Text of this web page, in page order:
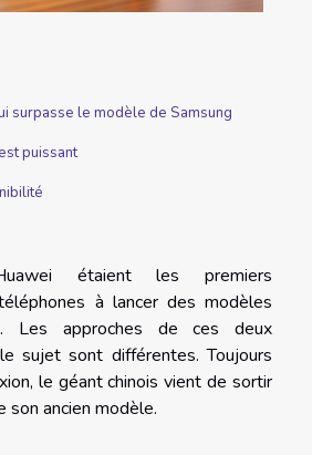
surpasse le modèle de Samsung
puissant
étaient les premiers
à lancer des modèles
Les approches de ces deux
sujet sont différentes. Toujours
le géant chinois vient de sortir
son ancien modèle.